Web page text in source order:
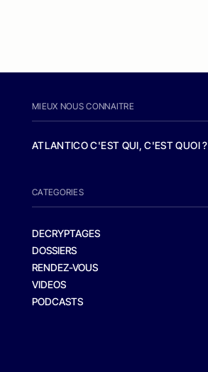
MIEUX NOUS CONNAITRE
ATLANTICO C'EST QUI, C'EST QUOI ?
CATEGORIES
DECRYPTAGES
DOSSIERS
RENDEZ-VOUS
VIDEOS
PODCASTS